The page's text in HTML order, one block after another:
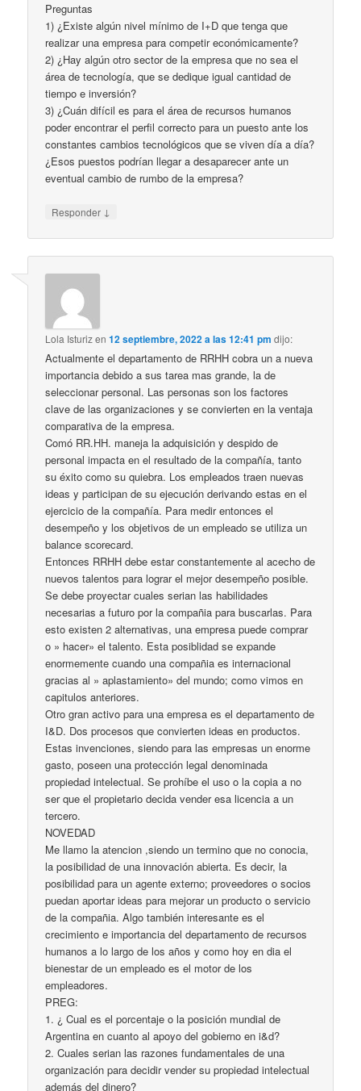
Preguntas
1) ¿Existe algún nivel mínimo de I+D que tenga que
realizar una empresa para competir económicamente?
2) ¿Hay algún otro sector de la empresa que no sea el
área de tecnología, que se dedique igual cantidad de
tiempo e inversión?
3) ¿Cuán difícil es para el área de recursos humanos
poder encontrar el perfil correcto para un puesto ante los
constantes cambios tecnológicos que se viven día a día?
¿Esos puestos podrían llegar a desaparecer ante un
eventual cambio de rumbo de la empresa?
Responder ↓
Lola Isturizen12 septiembre, 2022 a las 12:41 pm dijo:
Actualmente el departamento de RRHH cobra un a nueva
importancia debido a sus tarea mas grande, la de
seleccionar personal. Las personas son los factores
clave de las organizaciones y se convierten en la ventaja
comparativa de la empresa.
Comó RR.HH. maneja la adquisición y despido de
personal impacta en el resultado de la compañía, tanto
su éxito como su quiebra. Los empleados traen nuevas
ideas y participan de su ejecución derivando estas en el
ejercicio de la compañía. Para medir entonces el
desempeño y los objetivos de un empleado se utiliza un
balance scorecard.
Entonces RRHH debe estar constantemente al acecho de
nuevos talentos para lograr el mejor desempeño posible.
Se debe proyectar cuales serian las habilidades
necesarias a futuro por la compañia para buscarlas. Para
esto existen 2 alternativas, una empresa puede comprar
o » hacer» el talento. Esta posiblidad se expande
enormemente cuando una compañia es internacional
gracias al » aplastamiento» del mundo; como vimos en
capitulos anteriores.
Otro gran activo para una empresa es el departamento de
I&D. Dos procesos que convierten ideas en productos.
Estas invenciones, siendo para las empresas un enorme
gasto, poseen una protección legal denominada
propiedad intelectual. Se prohíbe el uso o la copia a no
ser que el propietario decida vender esa licencia a un
tercero.
NOVEDAD
Me llamo la atencion ,siendo un termino que no conocia,
la posibilidad de una innovación abierta. Es decir, la
posibilidad para un agente externo; proveedores o socios
puedan aportar ideas para mejorar un producto o servicio
de la compañia. Algo también interesante es el
crecimiento e importancia del departamento de recursos
humanos a lo largo de los años y como hoy en dia el
bienestar de un empleado es el motor de los
empleadores.
PREG:
1. ¿ Cual es el porcentaje o la posición mundial de
Argentina en cuanto al apoyo del gobierno en i&d?
2. Cuales serian las razones fundamentales de una
organización para decidir vender su propiedad intelectual
además del dinero?